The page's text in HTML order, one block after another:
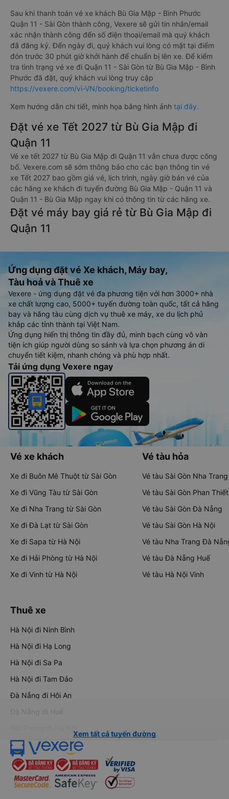
Sau khi thanh toán vé xe khách Bù Gia Mập - Bình Phước
Quận 11 - Sài Gòn thành công, Vexere sẽ gửi tin nhắn/email
xác nhận thành công đến số điện thoại/email mà quý khách
đã đăng ký. Đến ngày đi, quý khách vui lòng có mặt tại điểm
đón trước 30 phút giờ khởi hành để chuẩn bị lên xe. Để kiểm
tra tình trạng vé xe đi Quận 11 - Sài Gòn từ Bù Gia Mập - Bình
Phước đã đặt, quý khách vui lòng truy cập
https://vexere.com/vi-VN/booking/ticketinfo
Xem hướng dẫn chi tiết, minh họa bằng hình ảnh tại đây.
Đặt vé xe Tết 2027 từ Bù Gia Mập đi
Quận 11
Vé xe tết 2027 từ Bù Gia Mập đi Quận 11 vẫn chưa được công
bố. Vexere.com sẽ sớm thông báo cho các bạn thông tin vé
xe Tết 2027 bao gồm giá vé, lịch trình, ngày giờ bán vé của
các hãng xe khách đi tuyến đường Bù Gia Mập - Quận 11 và
Quận 11 - Bù Gia Mập ngay khi có thông tin từ các hãng xe.
Đặt vé máy bay giá rẻ từ Bù Gia Mập đi
Quận 11
Ứng dụng đặt vé Xe khách, Máy bay,
Tàu hoả và Thuê xe
Vexere - ứng dụng đặt vé đa phương tiện với hơn 3000+ nhà
xe chất lượng cao, 5000+ tuyến đường toàn quốc, tất cả hãng
bay và hãng tàu cùng dịch vụ thuê xe máy, xe du lịch phủ
khắp các tỉnh thành tại Việt Nam.
Ứng dụng hiển thị thông tin đầy đủ, minh bạch cùng vô vàn
tiện ích giúp người dùng so sánh và lựa chọn phương án di
chuyển tiết kiệm, nhanh chóng và phù hợp nhất.
Tải ứng dụng Vexere ngay
Vé xe khách
Xe đi Buôn Mê Thuột từ Sài Gòn
Xe đi Vũng Tàu từ Sài Gòn
Xe đi Nha Trang từ Sài Gòn
Xe đi Đà Lạt từ Sài Gòn
Xe đi Sapa từ Hà Nội
Xe đi Hải Phòng từ Hà Nội
Xe đi Vinh từ Hà Nội
Vé tàu hỏa
Vé tàu Sài Gòn Nha Trang
Vé tàu Sài Gòn Phan Thiết
Vé tàu Sài Gòn Đà Nẵng
Vé tàu Sài Gòn Hà Nội
Vé tàu Nha Trang Đà
Vé tàu Đà Nẵng Huế
Vé tàu Hà Nội Vinh
Thuê xe
Hà Nội đi Ninh Bình
Hà Nội đi Hạ Long
Hà Nội đi Sa Pa
Hà Nội đi Tam Đảo
Đà Nẵng đi Hội An
Đà Nẵng đi Huế
Xem tất cả tuyến đường